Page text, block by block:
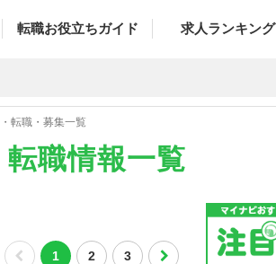
転職お役立ちガイド 求人ランキング
転職・募集一覧
職情報一覧
1 2 3